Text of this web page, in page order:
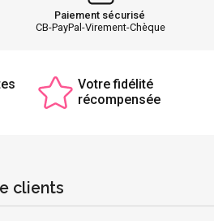
Paiement sécurisé
CB-PayPal-Virement-Chèque
Votre fidélité
récompensée
clients